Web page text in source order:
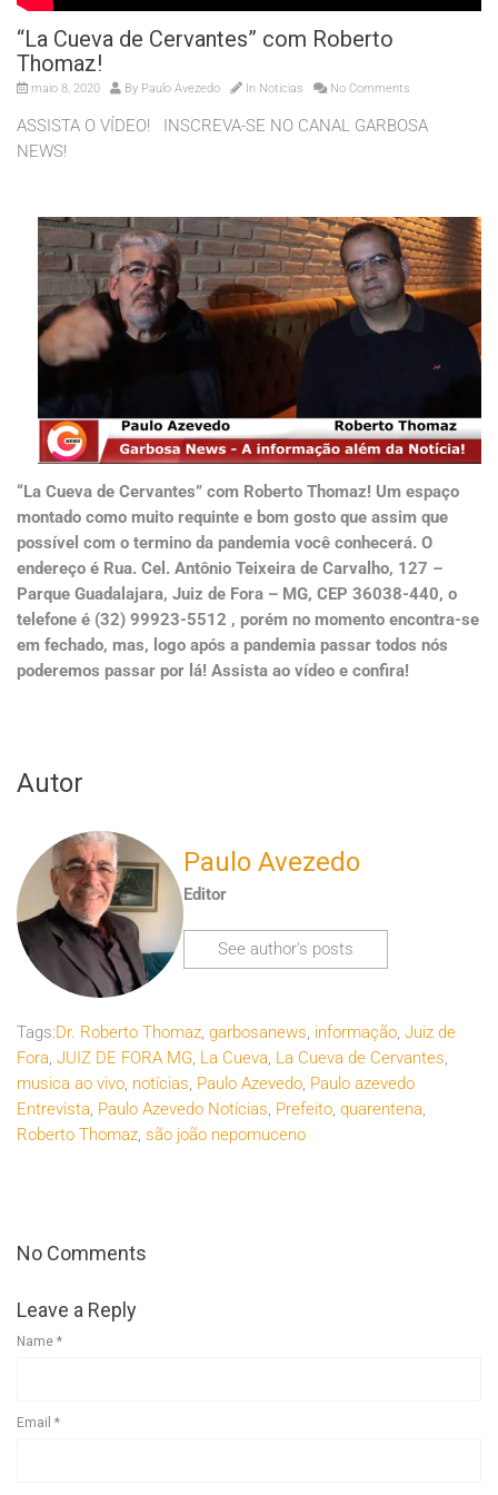
“La Cueva de Cervantes” com Roberto
Thomaz!
maio 8, 2020 By Paulo Avezedo In Noticias No Comments
ASSISTA O VÍDEO! INSCREVA-SE NO CANAL GARBOSA
NEWS!
“La Cueva de Cervantes” com Roberto Thomaz! Um espaço
montado como muito requinte e bom gosto que assim que
possível com o termino da pandemia você conhecerá. O
endereço é Rua. Cel. Antônio Teixeira de Carvalho, 127 –
Parque Guadalajara, Juiz de Fora – MG, CEP 36038-440, o
telefone é (32) 99923-5512 , porém no momento encontra-se
em fechado, mas, logo após a pandemia passar todos nós
poderemos passar por lá! Assista ao vídeo e confira!
Autor
Paulo Avezedo
Editor
See author's posts
Tags:Dr. Roberto Thomaz, garbosanews, informação, Juiz de
Fora, JUIZ DE FORA MG, La Cueva, La Cueva de Cervantes,
musica ao vivo, notícias, Paulo Azevedo, Paulo azevedo
Entrevista, Paulo Azevedo Notícias, Prefeito, quarentena,
Roberto Thomaz, são joão nepomuceno
No Comments
Leave a Reply
Name *
Email *